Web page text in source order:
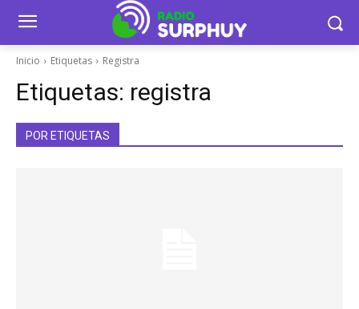
Inicio Etiquetas Registra
Etiquetas: registra
POR ETIQUETAS